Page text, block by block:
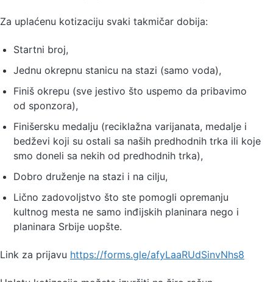
Za uplaćenu kotizaciju svaki takmičar dobija:
Startni broj,
Jednu okrepnu stanicu na stazi (samo voda),
Finiš okrepu (sve jestivo što uspemo da pribavimo
od sponzora),
Finišersku medalju (reciklažna varijanata, medalje i
bedževi koji su ostali sa naših predhodnih trka ili koje
smo doneli sa nekih od predhodnih trka),
Dobro druženje na stazi i na cilju,
Lično zadovoljstvo što ste pomogli opremanju
kultnog mesta ne samo inđijskih planinara nego i
planinara Srbije uopšte.
Link za prijavu https://forms.gle/afyLaaRUdSinvNhs8